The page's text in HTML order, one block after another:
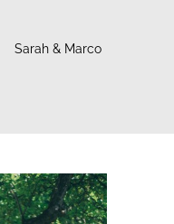
Sarah & Marco